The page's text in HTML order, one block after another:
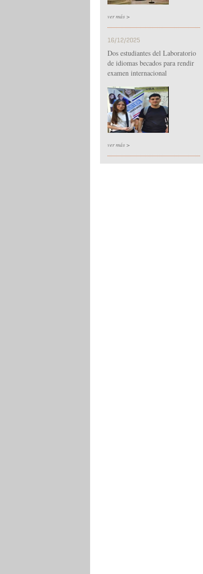
ver más >
16/12/2025
Dos estudiantes del Laboratorio
de idiomas becados para rendir
examen internacional
ver más >